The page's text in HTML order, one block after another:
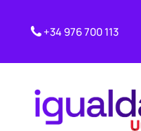
+34 976 700 113